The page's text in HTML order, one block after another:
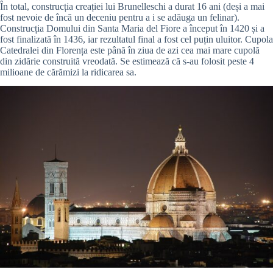
În total, construcția creației lui Brunelleschi a durat 16 ani (deși a mai
fost nevoie de încă un deceniu pentru a i se adăuga un felinar).
Construcția Domului din Santa Maria del Fiore a început în 1420 și a
fost finalizată în 1436, iar rezultatul final a fost cel puțin uluitor. Cupola
Catedralei din Florența este până în ziua de azi cea mai mare cupolă
din zidărie construită vreodată. Se estimează că s-au folosit peste 4
milioane de cărămizi la ridicarea sa.